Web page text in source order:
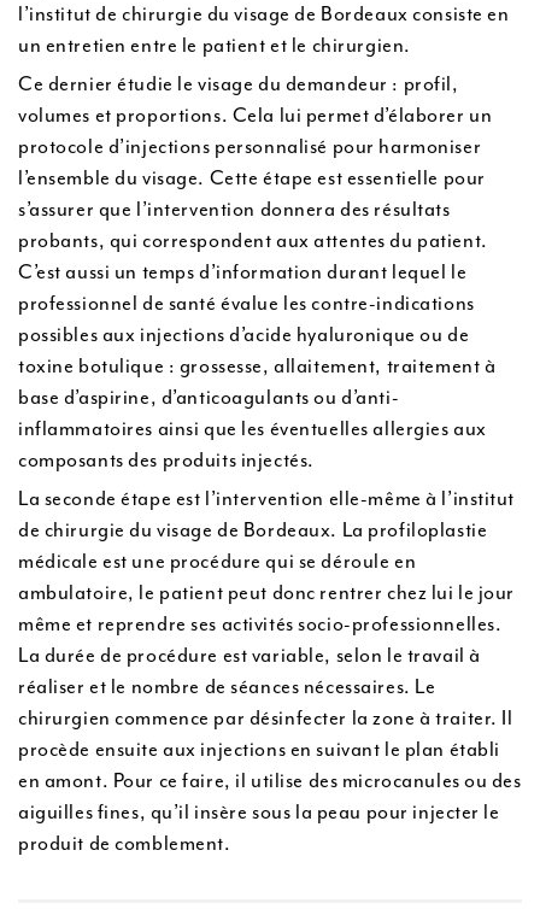
l’institut de chirurgie du visage de Bordeaux consiste en
un entretien entre le patient et le chirurgien.
Ce dernier étudie le visage du demandeur : profil,
volumes et proportions. Cela lui permet d’élaborer un
protocole d’injections personnalisé pour harmoniser
l’ensemble du visage. Cette étape est essentielle pour
s’assurer que l’intervention donnera des résultats
probants, qui correspondent aux attentes du patient.
C’est aussi un temps d’information durant lequel le
professionnel de santé évalue les contre-indications
possibles aux injections d’acide hyaluronique ou de
toxine botulique : grossesse, allaitement, traitement à
base d’aspirine, d’anticoagulants ou d’anti-
inflammatoires ainsi que les éventuelles allergies aux
composants des produits injectés.
La seconde étape est l’intervention elle-même à l’institut
de chirurgie du visage de Bordeaux. La profiloplastie
médicale est une procédure qui se déroule en
ambulatoire, le patient peut donc rentrer chez lui le jour
même et reprendre ses activités socio-professionnelles.
La durée de procédure est variable, selon le travail à
réaliser et le nombre de séances nécessaires. Le
chirurgien commence par désinfecter la zone à traiter. Il
procède ensuite aux injections en suivant le plan établi
en amont. Pour ce faire, il utilise des microcanules ou des
aiguilles fines, qu’il insère sous la peau pour injecter le
produit de comblement.